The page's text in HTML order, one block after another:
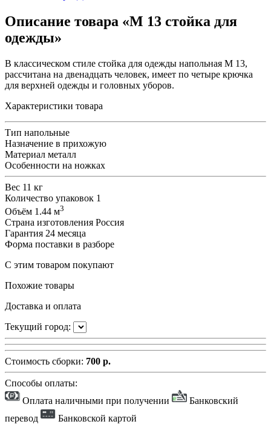
Описание товара «М 13 стойка для
одежды»
В классическом стиле стойка для одежды напольная М 13,
рассчитана на двенадцать человек, имеет по четыре крючка
для верхней одежды и головных уборов.
Характеристики товара
Тип напольные
Назначение в прихожую
Материал металл
Особенности на ножках
Вес 11 кг
Количество упаковок 1
Объём 1.44 м3
Страна изготовления Россия
Гарантия 24 месяца
Форма поставки в разборе
С этим товаром покупают
Похожие товары
Доставка и оплата
Текущий город:
Стоимость сборки: 700 р.
Способы оплаты:
Оплата наличными при получении
Банковский
перевод
Банковской картой